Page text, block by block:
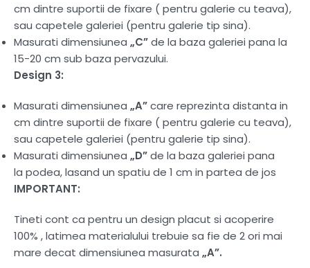
cm dintre suportii de fixare ( pentru galerie cu teava),
sau capetele galeriei (pentru galerie tip sina).
Masurati dimensiunea „C”de la baza galeriei pana la
15-20 cm sub baza pervazului.
Design 3:
Masurati dimensiunea „A”care reprezinta distanta in
cm dintre suportii de fixare ( pentru galerie cu teava),
sau capetele galeriei (pentru galerie tip sina).
Masurati dimensiunea „D”de la baza galeriei pana
la podea, lasand un spatiu de 1 cm in partea de jos
IMPORTANT:
Tineti cont ca pentru un design placut si acoperire
100% , latimea materialului trebuie sa fie de 2 ori mai
mare decat dimensiunea masurata „A”.